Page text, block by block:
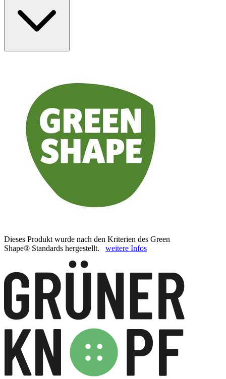
Dieses Produkt wurde nach den Kriterien des Green
Shape® Standards hergestellt. weitere Infos